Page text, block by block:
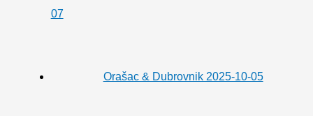
07
Orašac & Dubrovnik 2025-10-05